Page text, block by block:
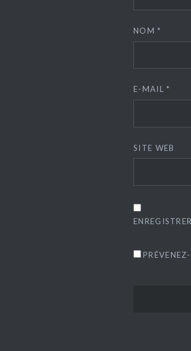
NOM*
E-MAIL*
SITE WEB